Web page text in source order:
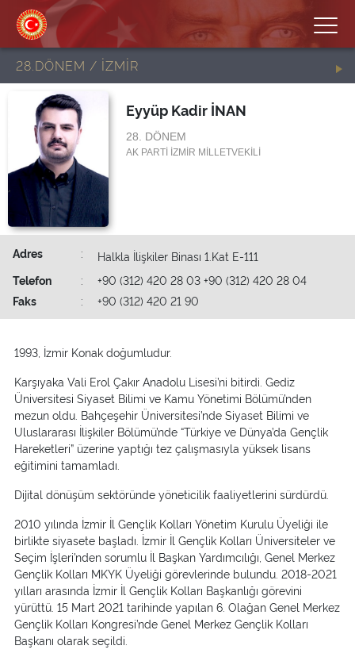
28.DÖNEM / İZMİR
Eyyüp Kadir İNAN
28. DÖNEM
AK PARTİ İZMİR MİLLETVEKİLİ
Adres :
Halkla İlişkiler Binası 1.Kat E-111
Telefon
:
+90 (312) 420 28 03 +90 (312) 420 28 04
Faks
: +90 (312) 420 21 90
1993, İzmir Konak doğumludur.
Karşıyaka Vali Erol Çakır Anadolu Lisesi’ni bitirdi. Gediz
Üniversitesi Siyaset Bilimi ve Kamu Yönetimi Bölümü’nden
mezun oldu. Bahçeşehir Üniversitesi’nde Siyaset Bilimi ve
Uluslararası İlişkiler Bölümü’nde “Türkiye ve Dünya’da Gençlik
Hareketleri” üzerine yaptığı tez çalışmasıyla yüksek lisans
eğitimini tamamladı.
Dijital dönüşüm sektöründe yöneticilik faaliyetlerini sürdürdü.
2010 yılında İzmir İl Gençlik Kolları Yönetim Kurulu Üyeliği ile
birlikte siyasete başladı. İzmir İl Gençlik Kolları Üniversiteler ve
Seçim İşleri’nden sorumlu İl Başkan Yardımcılığı, Genel Merkez
Gençlik Kolları MKYK Üyeliği görevlerinde bulundu. 2018-2021
yılları arasında İzmir İl Gençlik Kolları Başkanlığı görevini
yürüttü. 15 Mart 2021 tarihinde yapılan 6. Olağan Genel Merkez
Gençlik Kolları Kongresi’nde Genel Merkez Gençlik Kolları
Başkanı olarak seçildi.